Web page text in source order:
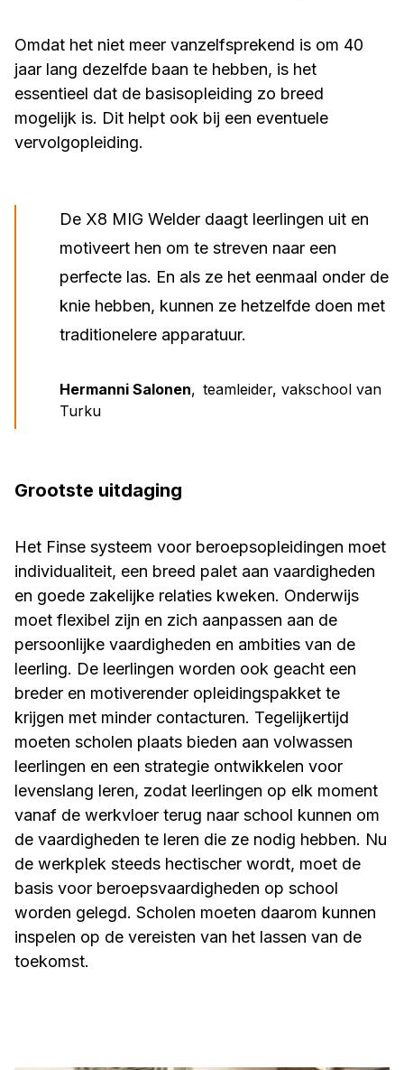
Omdat het niet meer vanzelfsprekend is om 40
jaar lang dezelfde baan te hebben, is het
essentieel dat de basisopleiding zo breed
mogelijk is. Dit helpt ook bij een eventuele
vervolgopleiding.
De X8 MIG Welder daagt leerlingen uit en
motiveert hen om te streven naar een
perfecte las. En als ze het eenmaal onder de
knie hebben, kunnen ze hetzelfde doen met
traditionelere apparatuur.
Hermanni Salonen, teamleider, vakschool van
Turku
Grootste uitdaging
Het Finse systeem voor beroepsopleidingen moet
individualiteit, een breed palet aan vaardigheden
en goede zakelijke relaties kweken. Onderwijs
moet flexibel zijn en zich aanpassen aan de
persoonlijke vaardigheden en ambities van de
leerling. De leerlingen worden ook geacht een
breder en motiverender opleidingspakket te
krijgen met minder contacturen. Tegelijkertijd
moeten scholen plaats bieden aan volwassen
leerlingen en een strategie ontwikkelen voor
levenslang leren, zodat leerlingen op elk moment
vanaf de werkvloer terug naar school kunnen om
de vaardigheden te leren die ze nodig hebben. Nu
de werkplek steeds hectischer wordt, moet de
basis voor beroepsvaardigheden op school
worden gelegd. Scholen moeten daarom kunnen
inspelen op de vereisten van het lassen van de
toekomst.